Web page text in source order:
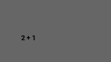
2 + 1